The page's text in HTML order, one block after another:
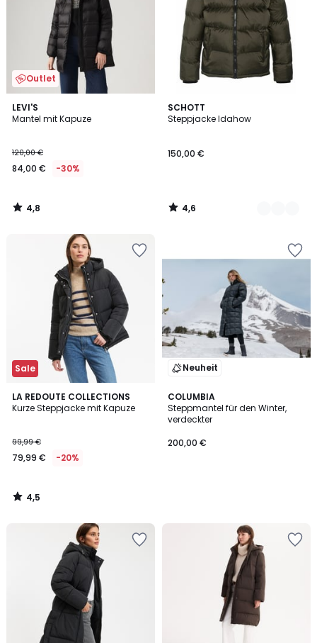
Outlet
LEVI'S
Mantel mit Kapuze
120,00 €
84,00 € -30%
4,8
/ 5
4,8
/
SCHOTT
Steppjacke Idahow
150,00 €
4,6
/ 5
2
Farben
4,6
/
Sale
LA REDOUTE COLLECTIONS
Kurze Steppjacke mit Kapuze
99,99 €
79,99 € -20%
4,5
/ 5
4,5
/
Neuheit
COLUMBIA
Steppmantel für den Winter,
verdeckter
200,00 €